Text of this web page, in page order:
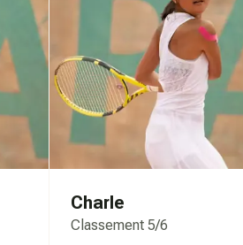
Charle
Classement 5/6